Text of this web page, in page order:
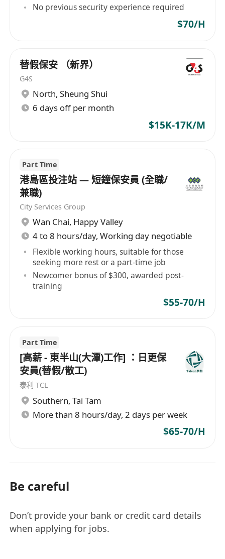
No previous security experience required
$70/H
替假保安 （新界）
G4S
North, Sheung Shui
6 days off per month
$15K-17K/M
Part Time
港島區投注站 — 短鐘保安員 (全職/
兼職)
City Services Group
Wan Chai, Happy Valley
4 to 8 hours/day, Working day negotiable
Flexible working hours, suitable for those
seeking more rest or a part-time job
Newcomer bonus of $300, awarded post-
training
$55-70/H
Part Time
[高薪 - 東半山(大潭)工作] ：日更保
安員(替假/散工)
泰利 TCL
Southern, Tai Tam
More than 8 hours/day, 2 days per week
$65-70/H
Be careful
Don’t provide your bank or credit card details
when applying for jobs.